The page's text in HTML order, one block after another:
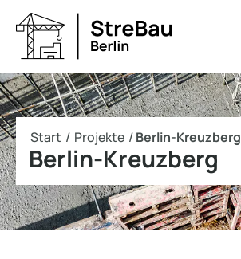
Start / Projekte /Berlin-Kreuzberg
Berlin-Kreuzberg